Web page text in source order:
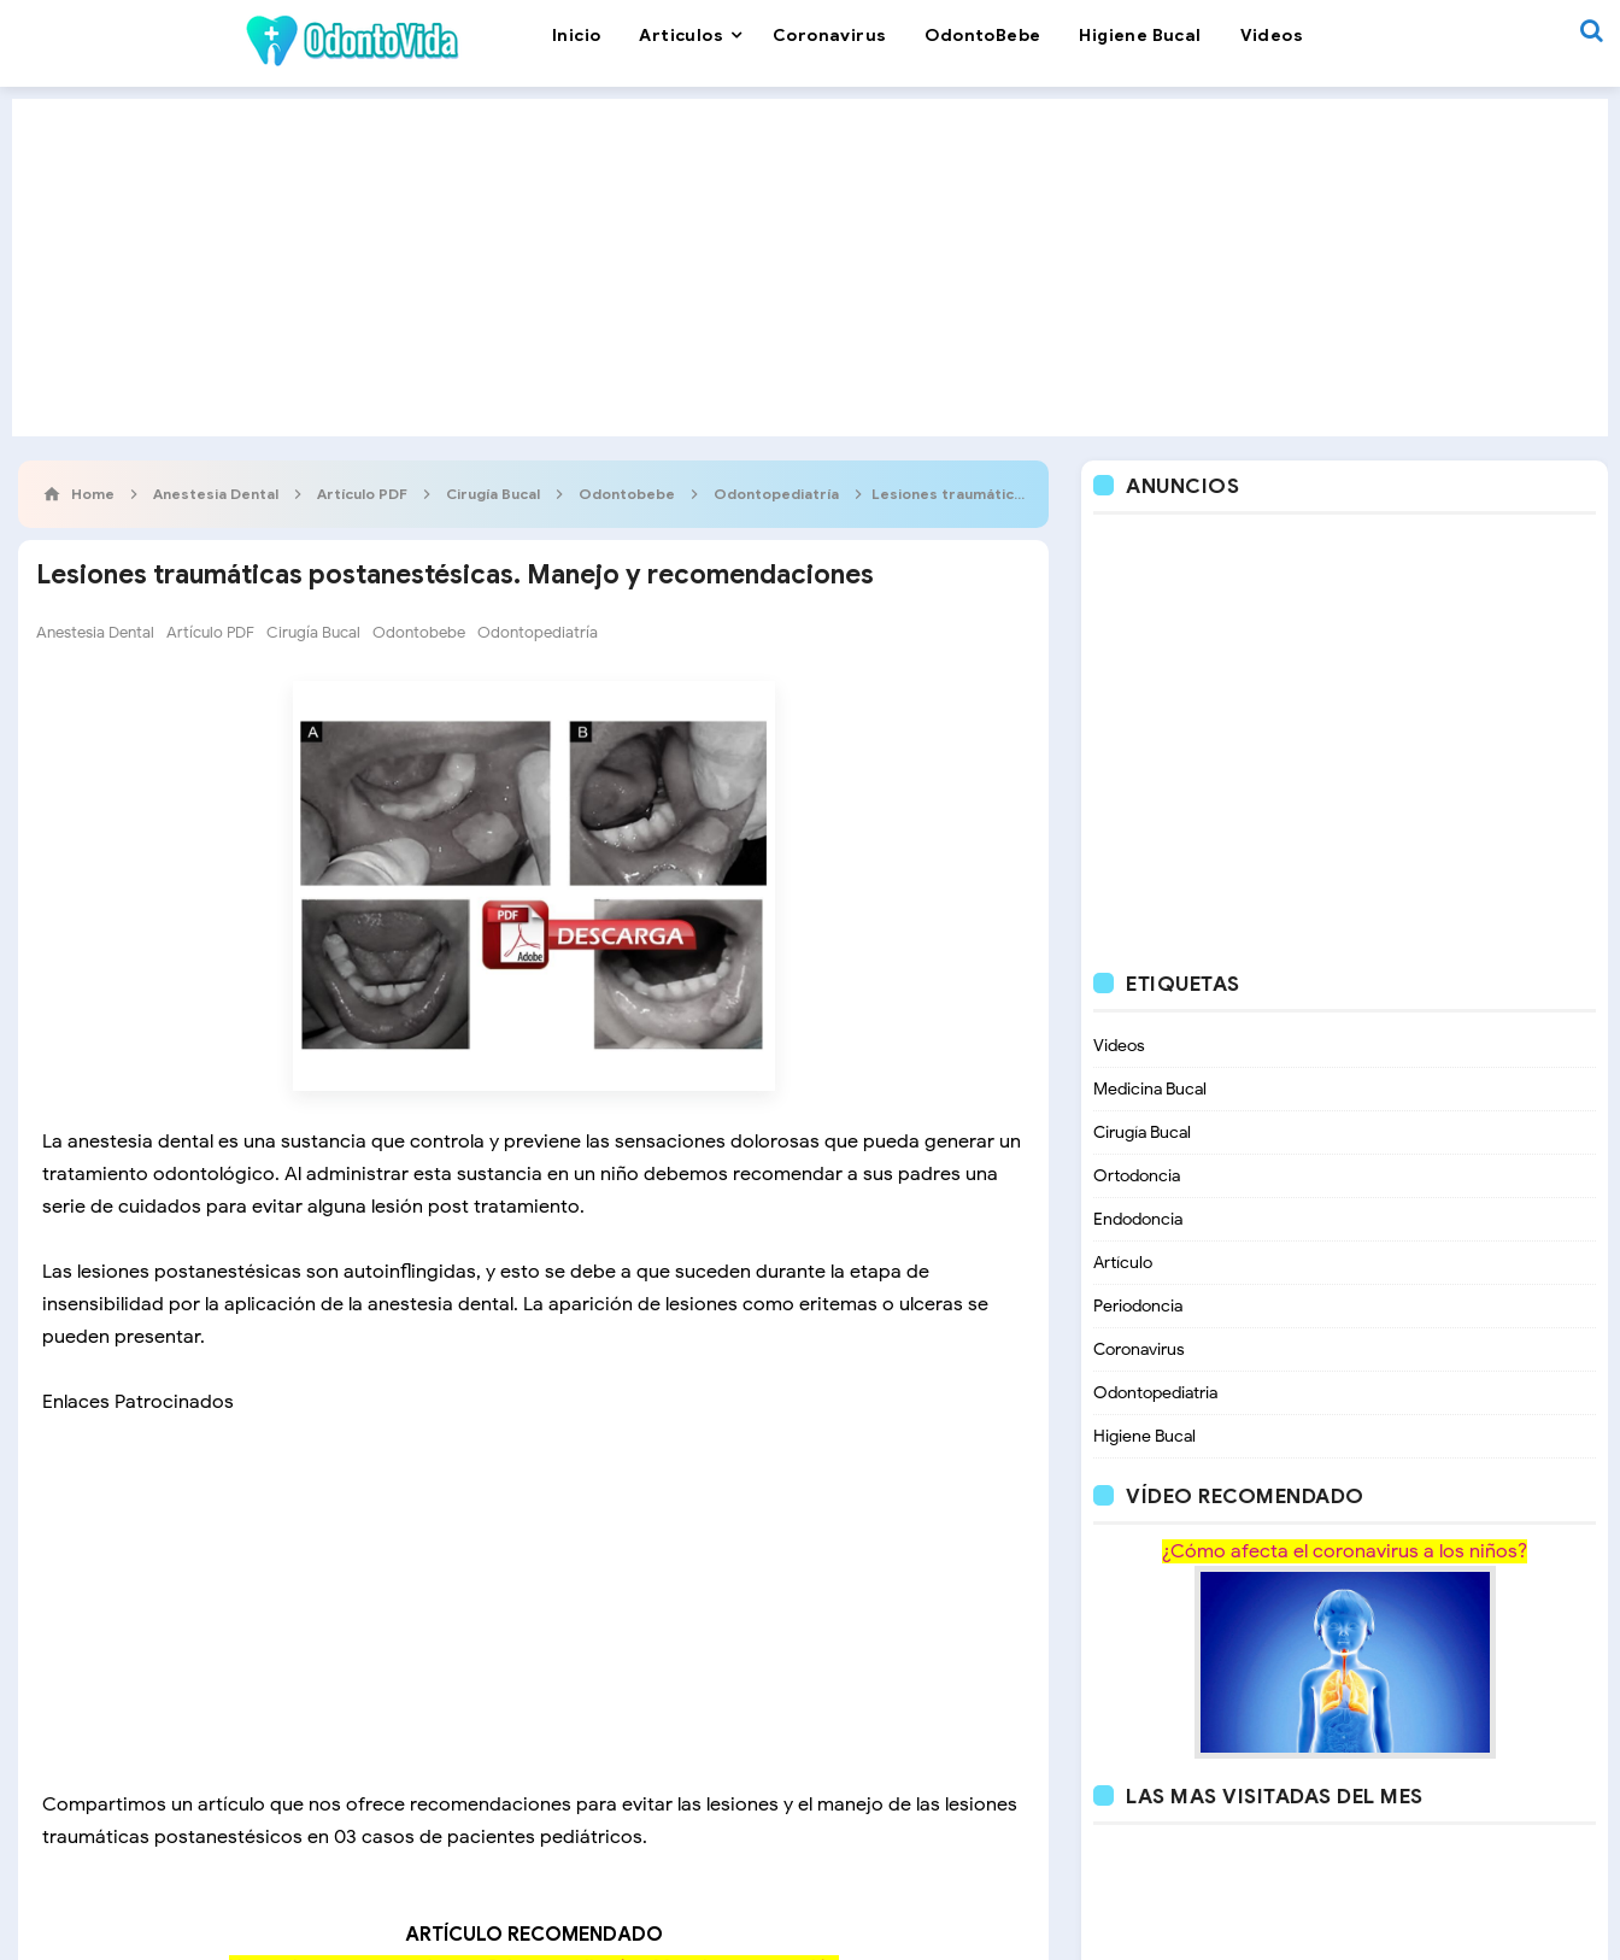
Inicio Articulos Coronavirus OdontoBebe Higiene Bucal Videos
Home Anestesia Dental Artículo PDF Cirugía Bucal Odontobebe Odontopediatría Lesiones traumáticas postanestésicas. Manejo y recomendaciones
Lesiones traumáticas postanestésicas. Manejo y recomendaciones
Anestesia Dental Artículo PDF Cirugía Bucal Odontobebe Odontopediatría
La anestesia dental es una sustancia que controla y previene las sensaciones dolorosas que pueda generar un
tratamiento odontológico. Al administrar esta sustancia en un niño debemos recomendar a sus padres una
serie de cuidados para evitar alguna lesión post tratamiento.
Las lesiones postanestésicas son autoinflingidas, y esto se debe a que suceden durante la etapa de
insensibilidad por la aplicación de la anestesia dental. La aparición de lesiones como eritemas o ulceras se
pueden presentar.
Enlaces Patrocinados
Compartimos un artículo que nos ofrece recomendaciones para evitar las lesiones y el manejo de las lesiones
traumáticas postanestésicos en 03 casos de pacientes pediátricos.
ARTÍCULO RECOMENDADO
ANUNCIOS
ETIQUETAS
Videos
Medicina Bucal
Cirugía Bucal
Ortodoncia
Endodoncia
Artículo
Periodoncia
Coronavirus
Odontopediatria
Higiene Bucal
VÍDEO RECOMENDADO
¿Cómo afecta el coronavirus a los niños?
LAS MAS VISITADAS DEL MES